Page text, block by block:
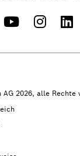
2026, alle Rechte